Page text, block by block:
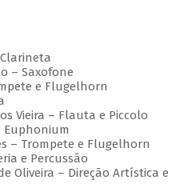
– Saxofone
e Flugelhorn
Vieira – Flauta e Piccolo
Euphonium
– Trompete e Flugelhorn
e Percussão
Oliveira – Direção Artística e